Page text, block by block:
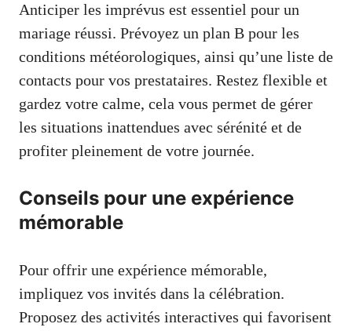
Anticiper les imprévus est essentiel pour un
mariage réussi. Prévoyez un plan B pour les
conditions météorologiques, ainsi qu’une liste de
contacts pour vos prestataires. Restez flexible et
gardez votre calme, cela vous permet de gérer
les situations inattendues avec sérénité et de
profiter pleinement de votre journée.
Conseils pour une expérience
mémorable
Pour offrir une expérience mémorable,
impliquez vos invités dans la célébration.
Proposez des activités interactives qui favorisent